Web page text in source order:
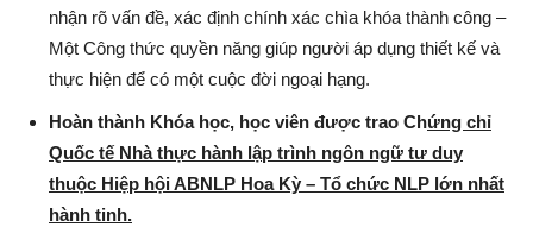
nhận rõ vấn đề, xác định chính xác chìa khóa thành công –
Một Công thức quyền năng giúp người áp dụng thiết kế và
thực hiện để có một cuộc đời ngoại hạng.
Hoàn thành Khóa học, học viên được trao Chứng chỉ
Quốc tế Nhà thực hành lập trình ngôn ngữ tư duy
thuộc Hiệp hội ABNLP Hoa Kỳ – Tổ chức NLP lớn nhất
hành tinh.